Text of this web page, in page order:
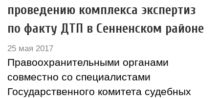
проведению комплекса экспертиз
по факту ДТП в Сенненском районе
25 мая 2017
Правоохранительными органами
совместно со специалистами
Государственного комитета судебных